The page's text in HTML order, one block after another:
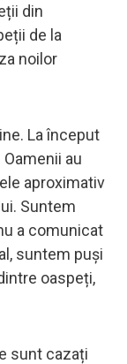
din
de la
noilor
La început
au
aproximativ
Suntem
a comunicat
suntem puși
oaspeți,
sunt cazați